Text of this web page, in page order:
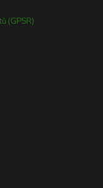
(GPSR)